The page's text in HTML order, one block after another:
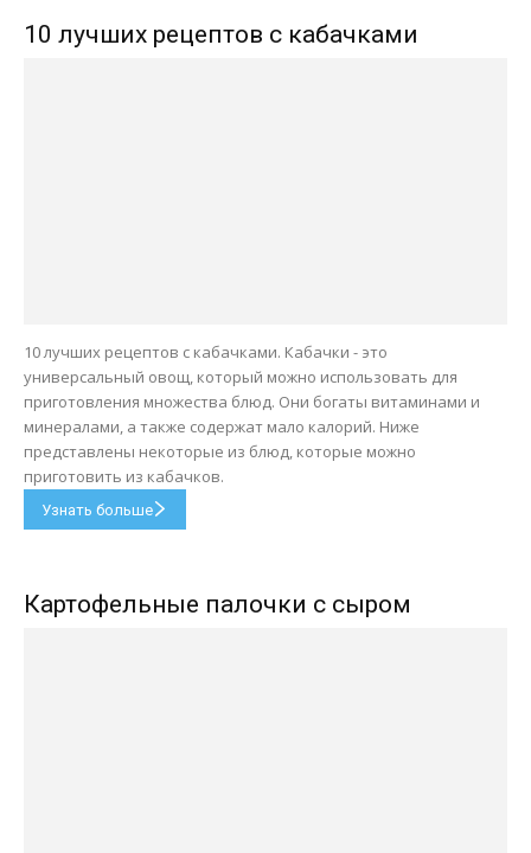
10 лучших рецептов с кабачками
10 лучших рецептов с кабачками. Кабачки - это
универсальный овощ, который можно использовать для
приготовления множества блюд. Они богаты витаминами и
минералами, а также содержат мало калорий. Ниже
представлены некоторые из блюд, которые можно
приготовить из кабачков.
Узнать больше
Картофельные палочки с сыром